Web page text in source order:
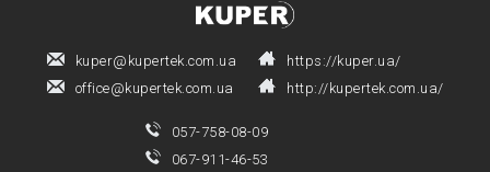
kuper@kupertek.com.ua
office@kupertek.com.ua
https://kuper.ua/
http://kupertek.com.ua/
057-758-08-09
067-911-46-53